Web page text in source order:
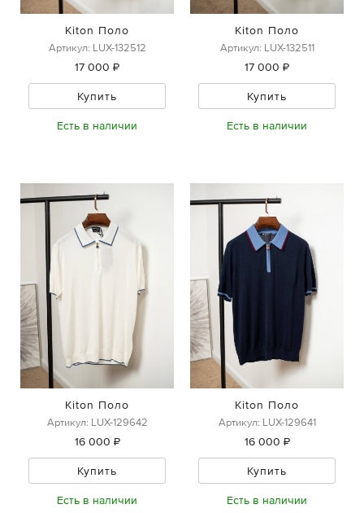
Kiton Поло
Артикул: LUX-132512
17 000 ₽
Купить
Есть в наличии
Kiton Поло
Артикул: LUX-132511
17 000 ₽
Купить
Есть в наличии
Kiton Поло
Артикул: LUX-129642
16 000 ₽
Купить
Есть в наличии
Kiton Поло
Артикул: LUX-129641
16 000 ₽
Купить
Есть в наличии